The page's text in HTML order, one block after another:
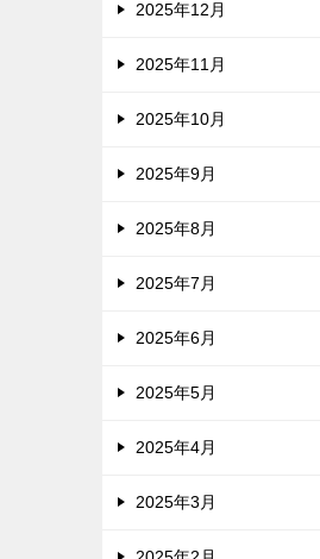
2025年12月
2025年11月
2025年10月
2025年9月
2025年8月
2025年7月
2025年6月
2025年5月
2025年4月
2025年3月